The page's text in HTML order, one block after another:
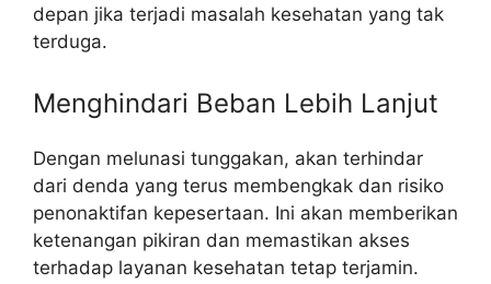
depan jika terjadi masalah kesehatan yang tak
terduga.
Menghindari Beban Lebih Lanjut
Dengan melunasi tunggakan, akan terhindar
dari denda yang terus membengkak dan risiko
penonaktifan kepesertaan. Ini akan memberikan
ketenangan pikiran dan memastikan akses
terhadap layanan kesehatan tetap terjamin.